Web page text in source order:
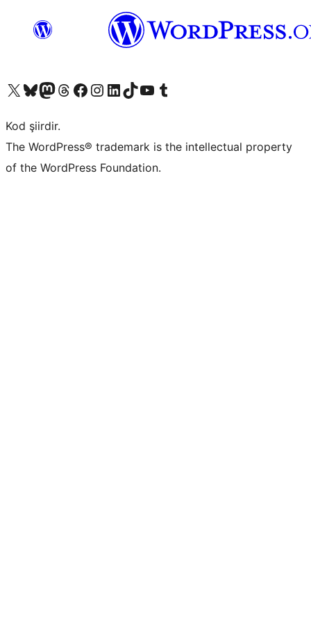
X (eski Twitter) hesabımıza bakın
Bluesky hesabımızı ziyaret edinMastodon hesabımızı ziyaret edinThreads hesabımızı ziyaret edinFacebook sayfamızı ziyaret edinInstagram hesabımızı ziyaret edinLinkedIn hesabımızı ziyaret edinTikTok hesabımızı ziyaret edinYouTube kanalımızı ziyaret edinTumblr hesabımızı ziyaret edin
Kod şiirdir.
The WordPress® trademark is the intellectual property
of the WordPress Foundation.